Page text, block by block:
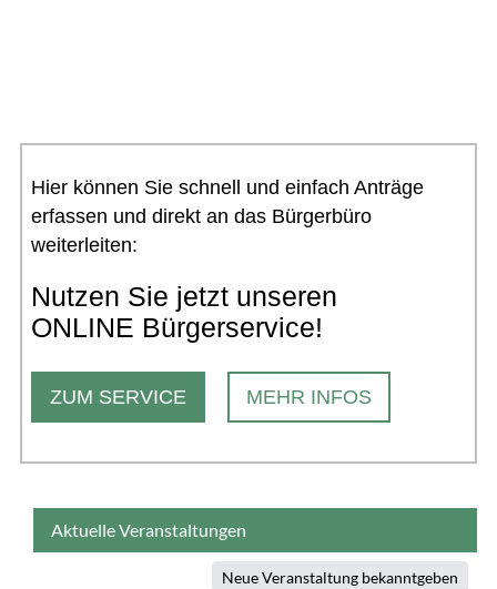
Hier können Sie schnell und einfach Anträge
erfassen und direkt an das Bürgerbüro
weiterleiten:
Nutzen Sie jetzt unseren
ONLINE Bürgerservice!
ZUM SERVICE MEHR INFOS